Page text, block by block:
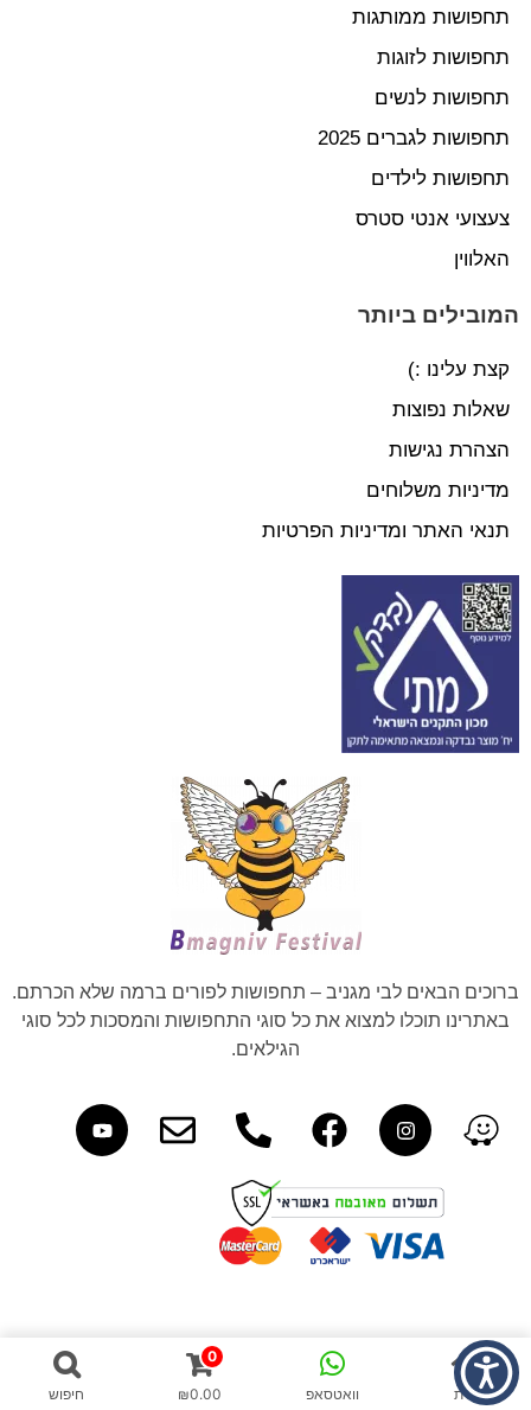
תחפושות ממותגות
תחפושות לזוגות
תחפושות לנשים
תחפושות לגברים 2025
תחפושות לילדים
צעצועי אנטי סטרס
האלווין
המובילים ביותר
קצת עלינו :)
שאלות נפוצות
הצהרת נגישות
מדיניות משלוחים
תנאי האתר ומדיניות הפרטיות
ברוכים הבאים לבי מגניב – תחפושות לפורים ברמה שלא הכרתם.
באתרינו תוכלו למצוא את כל סוגי התחפושות והמסכות לכל סוגי
הגילאים.
בית וואטסאפ
0
₪0.00 חיפוש